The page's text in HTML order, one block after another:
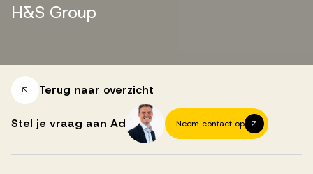
Recruitment Services
Vacatures
H&S Group
Terug naar overzicht
Stel je vraag aan Ad Neem contact op